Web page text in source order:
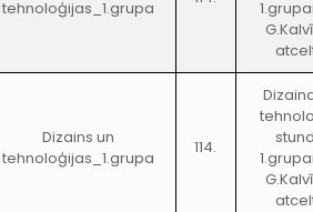
tehnoloģijas_1.grupa
Dizains un
tehnoloģijas_1.grupa
114.